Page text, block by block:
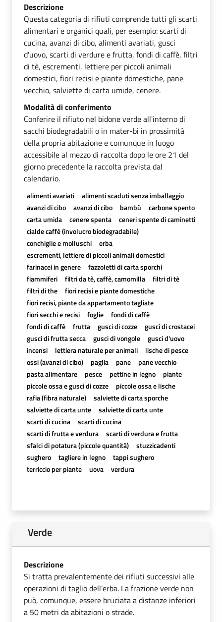
Descrizione
Questa categoria di rifiuti comprende tutti gli scarti
alimentari e organici quali, per esempio: scarti di
cucina, avanzi di cibo, alimenti avariati, gusci
d'uovo, scarti di verdure e frutta, fondi di caffè, filtri
di tè, escrementi, lettiere per piccoli animali
domestici, fiori recisi e piante domestiche, pane
vecchio, salviette di carta umide, cenere.
Modalità di conferimento
Conferire il rifiuto nel bidone verde all'interno di
sacchi biodegradabili o in mater-bi in prossimità
della propria abitazione e comunque in luogo
accessibile al mezzo di raccolta dopo le ore 21 del
giorno precedente la raccolta prevista dal
calendario.
alimenti avariati
alimenti scaduti senza imballaggio
avanzi di cibo
avanzi di cibo bambù
carbone spento
carta umida
cenere spenta
ceneri spente di caminetti
cialde caffè (involucro biodegradabile)
conchiglie e molluschi
erba
escrementi, lettiere di piccoli animali domestici
farinacei in genere
fazzoletti di carta sporchi
fiammiferi
filtri da tè, caffè, camomilla
filtri di tè
filtri di the
fiori recisi e piante domestiche
fiori recisi, piante da appartamento tagliate
fiori secchi e recisi
foglie
fondi di caffè
fondi di caffè
frutta gusci di cozze
gusci di crostacei
gusci di frutta secca
gusci di vongole
gusci d'uovo
incensi
lettiera naturale per animali
lische di pesce
ossi (avanzi di cibo)
paglia pane
pane vecchio
pasta alimentare
pesce pettine in legno
piante
piccole ossa e gusci di cozze
piccole ossa e lische
rafia (fibra naturale)
salviette di carta sporche
salviette di carta unte
salviette di carta unte
scarti di cucina
scarti di cucina
scarti di frutta e verdura
scarti di verdura e frutta
sfalci di potatura (piccole quantità)
stuzzicadenti
sughero
tagliere in legno
tappi sughero
terriccio per piante
uova verdura
Verde
Descrizione
Si tratta prevalentemente dei rifiuti successivi alle
operazioni di taglio dell’erba. La frazione verde non
può, comunque, essere bruciata a distanze inferiori
a 50 metri da abitazioni o strade.